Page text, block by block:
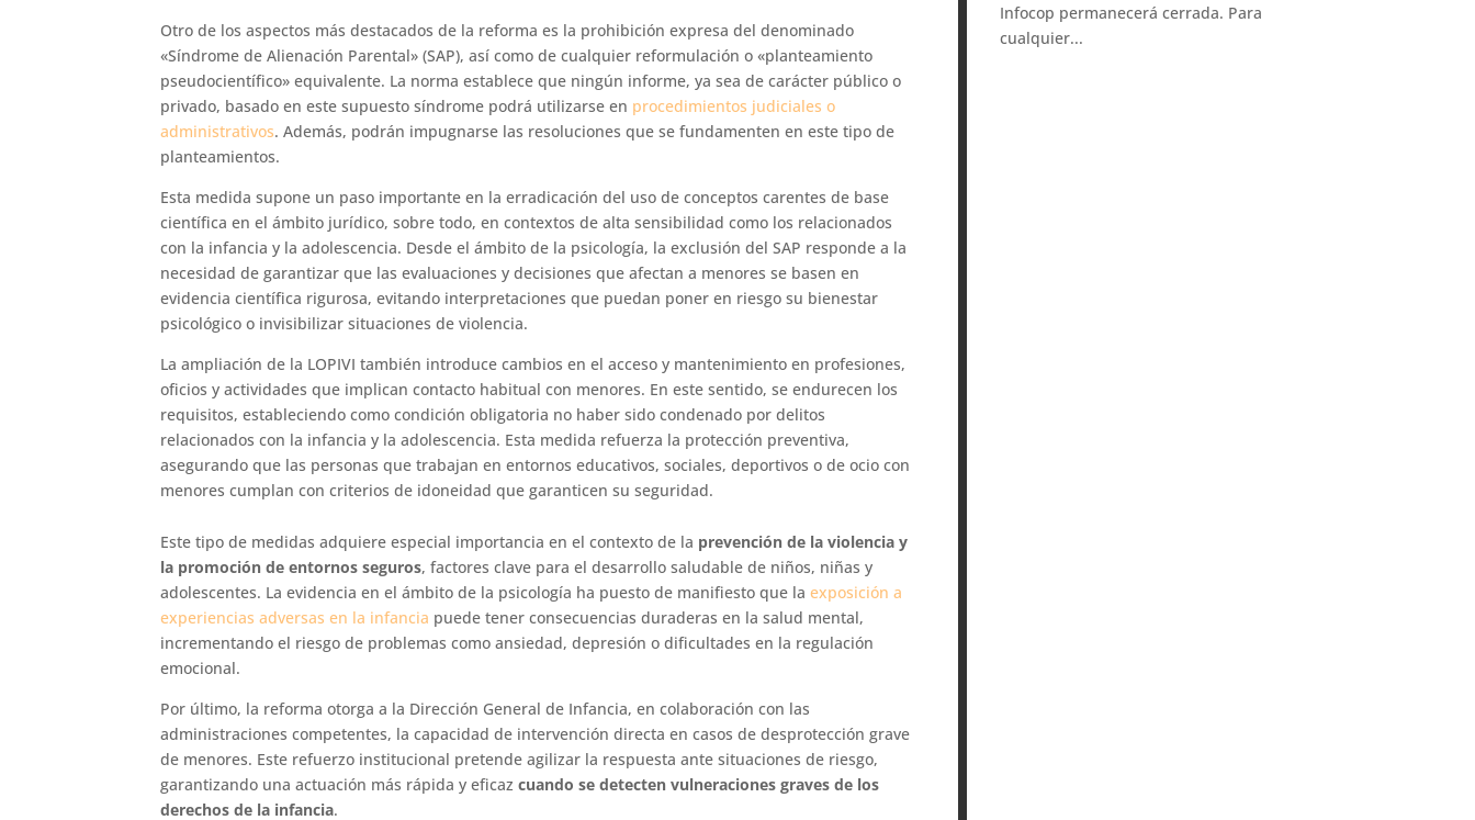
Otro de los aspectos más destacados de la reforma es la prohibición expresa del denominado
«Síndrome de Alienación Parental» (SAP), así como de cualquier reformulación o «planteamiento
pseudocientífico» equivalente. La norma establece que ningún informe, ya sea de carácter público o
privado, basado en este supuesto síndrome podrá utilizarse en procedimientos judiciales o
administrativos. Además, podrán impugnarse las resoluciones que se fundamenten en este tipo de
planteamientos.
Esta medida supone un paso importante en la erradicación del uso de conceptos carentes de base
científica en el ámbito jurídico, sobre todo, en contextos de alta sensibilidad como los relacionados
con la infancia y la adolescencia. Desde el ámbito de la psicología, la exclusión del SAP responde a la
necesidad de garantizar que las evaluaciones y decisiones que afectan a menores se basen en
evidencia científica rigurosa, evitando interpretaciones que puedan poner en riesgo su bienestar
psicológico o invisibilizar situaciones de violencia.
La ampliación de la LOPIVI también introduce cambios en el acceso y mantenimiento en profesiones,
oficios y actividades que implican contacto habitual con menores. En este sentido, se endurecen los
requisitos, estableciendo como condición obligatoria no haber sido condenado por delitos
relacionados con la infancia y la adolescencia. Esta medida refuerza la protección preventiva,
asegurando que las personas que trabajan en entornos educativos, sociales, deportivos o de ocio con
menores cumplan con criterios de idoneidad que garanticen su seguridad.
Este tipo de medidas adquiere especial importancia en el contexto de la prevención de la violencia y
la promoción de entornos seguros, factores clave para el desarrollo saludable de niños, niñas y
adolescentes. La evidencia en el ámbito de la psicología ha puesto de manifiesto que laexposición a
experiencias adversas en la infancia puede tener consecuencias duraderas en la salud mental,
incrementando el riesgo de problemas como ansiedad, depresión o dificultades en la regulación
emocional.
Por último, la reforma otorga a la Dirección General de Infancia, en colaboración con las
administraciones competentes, la capacidad de intervención directa en casos de desprotección grave
de menores. Este refuerzo institucional pretende agilizar la respuesta ante situaciones de riesgo,
garantizando una actuación más rápida y eficazcuando se detecten vulneraciones graves de los
derechos de la infancia.
Infocop permanecerá cerrada. Para
cualquier...